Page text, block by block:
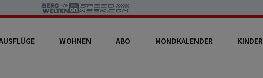
WOHNEN ABO MONDKALENDER KINDER